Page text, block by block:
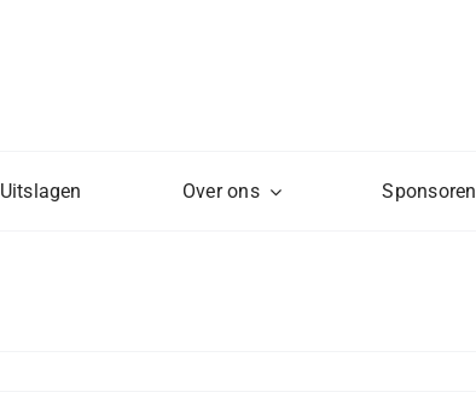
Uitslagen Over ons Sponsoren